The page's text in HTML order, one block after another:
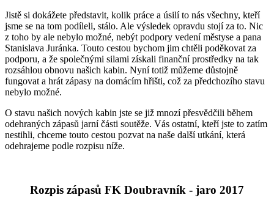
Jistě si dokážete představit, kolik práce a úsilí to nás všechny, kteří
jsme se na tom podíleli, stálo. Ale výsledek opravdu stojí za to. Nic
z toho by ale nebylo možné, nebýt podpory vedení městyse a pana
Stanislava Juránka. Touto cestou bychom jim chtěli poděkovat za
podporu, a že společnými silami získali finanční prostředky na tak
rozsáhlou obnovu našich kabin. Nyní totiž můžeme důstojně
fungovat a hrát zápasy na domácím hřišti, což za předchozího stavu
nebylo možné.
O stavu našich nových kabin jste se již mnozí přesvědčili během
odehraných zápasů jarní části soutěže. Vás ostatní, kteří jste to zatím
nestihli, chceme touto cestou pozvat na naše další utkání, která
odehrajeme podle rozpisu níže.
Rozpis zápasů FK Doubravník - jaro 2017